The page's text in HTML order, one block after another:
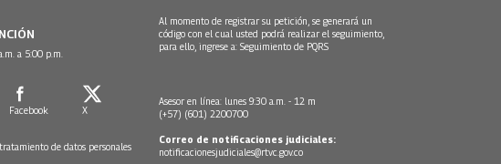
a 5:00 p.m.
Facebook X
de datos personales
Al momento de registrar su petición, se generará un
código con el cual usted podrá realizar el seguimiento,
para ello, ingrese a: Seguimiento de PQRS
Asesor en línea: lunes 9:30 a.m. - 12 m
(+57) (601) 2200700
Correo de notificaciones judiciales:
notificacionesjudiciales@rtvc.gov.co